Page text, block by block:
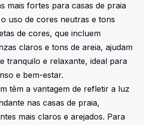
mais fortes para casas de praia
uso de cores neutras e tons
de cores, que incluem
claros e tons de areia, ajudam
tranquilo e relaxante, ideal para
e bem-estar.
têm a vantagem de refletir a luz
nas casas de praia,
mais claros e arejados. Para